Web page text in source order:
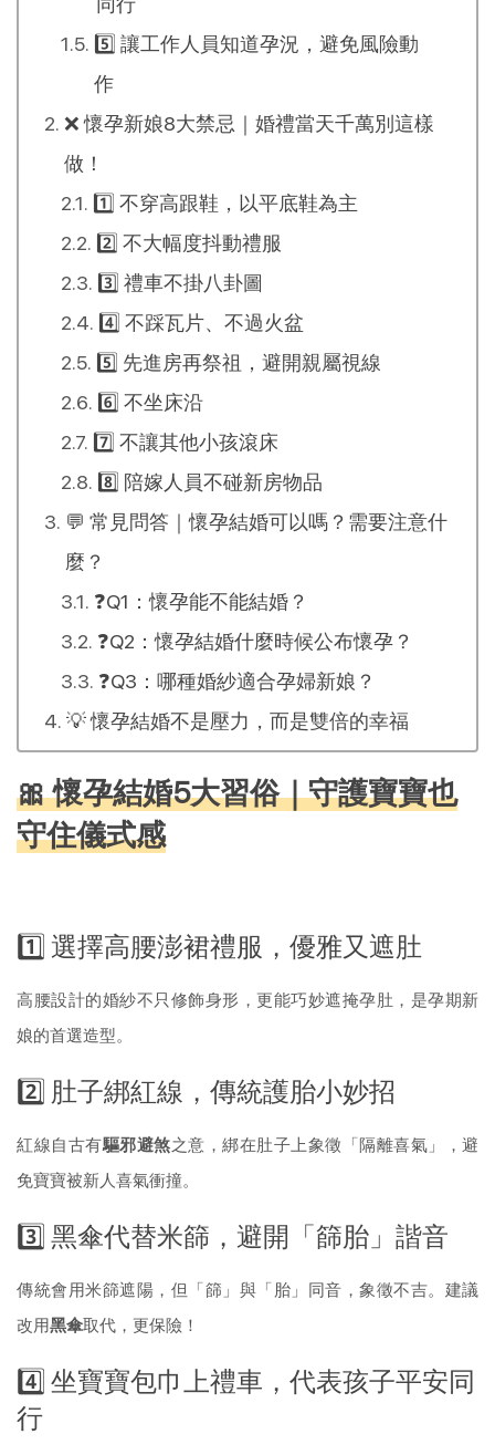
5️⃣ 讓工作人員知道孕況，避免風險動
作
❌ 懷孕新娘8大禁忌｜婚禮當天千萬別這樣
做！
1️⃣ 不穿高跟鞋，以平底鞋為主
2️⃣ 不大幅度抖動禮服
3️⃣ 禮車不掛八卦圖
4️⃣ 不踩瓦片、不過火盆
5️⃣ 先進房再祭祖，避開親屬視線
6️⃣ 不坐床沿
7️⃣ 不讓其他小孩滾床
8️⃣ 陪嫁人員不碰新房物品
💬 常見問答｜懷孕結婚可以嗎？需要注意什
麼？
❓Q1：懷孕能不能結婚？
❓Q2：懷孕結婚什麼時候公布懷孕？
❓Q3：哪種婚紗適合孕婦新娘？
💡 懷孕結婚不是壓力，而是雙倍的幸福
🎀 懷孕結婚5大習俗｜守護寶寶也
守住儀式感
1️⃣ 選擇高腰澎裙禮服，優雅又遮肚
高腰設計的婚紗不只修飾身形，更能巧妙遮掩孕肚，是孕期新
娘的首選造型。
2️⃣ 肚子綁紅線，傳統護胎小妙招
紅線自古有驅邪避煞之意，綁在肚子上象徵「隔離喜氣」，避
免寶寶被新人喜氣衝撞。
3️⃣ 黑傘代替米篩，避開「篩胎」諧音
傳統會用米篩遮陽，但「篩」與「胎」同音，象徵不吉。建議
改用黑傘取代，更保險！
4️⃣ 坐寶寶包巾上禮車，代表孩子平安同
行